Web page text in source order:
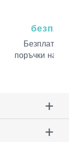
Безплатна
поръчки над